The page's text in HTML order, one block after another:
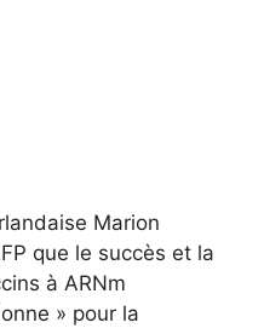
Marion
que le succès et la
à ARNm
» pour la